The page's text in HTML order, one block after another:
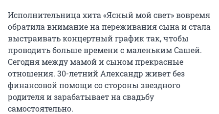
Исполнительница хита «Ясный мой свет» вовремя
обратила внимание на переживания сына и стала
выстраивать концертный график так, чтобы
проводить больше времени с маленьким Сашей.
Сегодня между мамой и сыном прекрасные
отношения. 30-летний Александр живет без
финансовой помощи со стороны звездного
родителя и зарабатывает на свадьбу
самостоятельно.